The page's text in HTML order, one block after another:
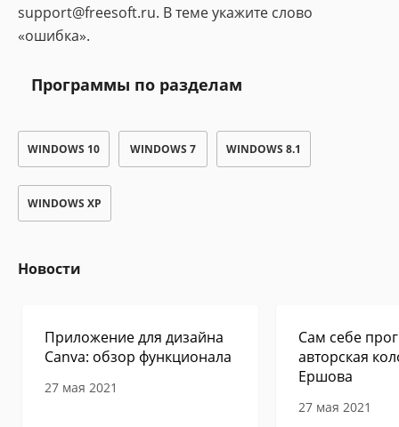
support@freesoft.ru. В теме укажите слово
«ошибка».
Программы по разделам
WINDOWS 10 WINDOWS 7 WINDOWS 8.1
WINDOWS XP
Новости
Приложение для дизайна
Canva: обзор функционала
27 мая 2021
Сам себе
авторская
Ершова
27 мая 2021